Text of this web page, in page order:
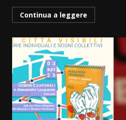
Continua a leggere